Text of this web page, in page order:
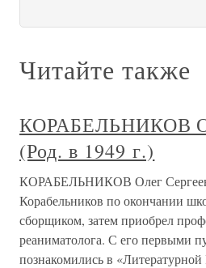
Читайте также
КОРАБЕЛЬНИКОВ
(Род. в 1949 г.)
КОРАБЕЛЬНИКОВ Олег
Корабельников по окончании
сборщиком, затем приобрел
реаниматолога. С его первыми
познакомились в